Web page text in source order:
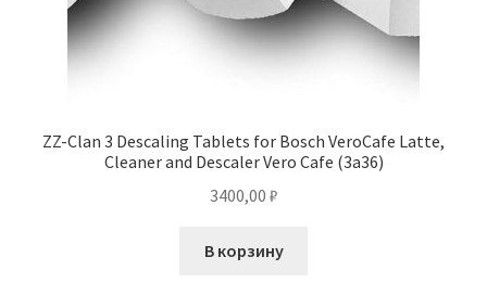
ZZ-Clan 3 Descaling Tablets for Bosch VeroCafe Latte,
Cleaner and Descaler Vero Cafe (3a36)
3400,00 ₽
В корзину